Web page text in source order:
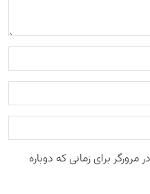
برای زمانی که دوباره